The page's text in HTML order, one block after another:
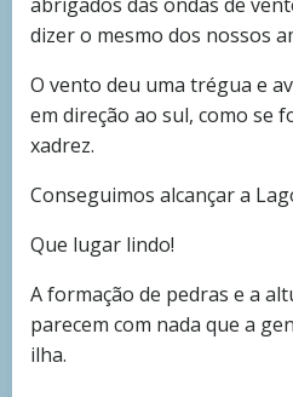
dizer o mesmo dos nossos
O vento deu uma trégua e
em direção ao sul, como se
xadrez.
Conseguimos alcançar a
Que lugar lindo!
A formação de pedras e a
parecem com nada que a
ilha.